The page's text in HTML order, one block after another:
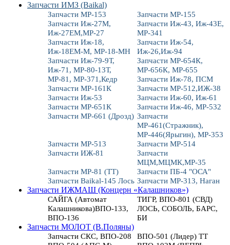
Запчасти ИМЗ (Baikal)
Запчасти МР-153
Запчасти МР-155
Запчасти Иж-27М,
Иж-27ЕМ,МР-27
Запчасти Иж-43, Иж-43Е,
МР-341
Запчасти Иж-18,
Иж-18ЕМ-М, МР-18-МН
Запчасти Иж-54,
Иж-26,Иж-94
Запчасти Иж-79-9Т,
Иж-71, МР-80-13Т,
МР-81, МР-371,Кедр
Запчасти МР-654К,
МР-656К, МР-655
Запчасти Иж-78, ПСМ
Запчасти МР-161К
Запчасти МР-512,ИЖ-38
Запчасти Иж-53
Запчасти Иж-60, Иж-61
Запчасти МР-651К
Запчасти Иж-46, МР-532
Запчасти МР-661 (Дрозд) Запчасти
МР-461(Стражник),
МР-446(Ярыгин), МР-353
Запчасти МР-513
Запчасти МР-514
Запчасти ИЖ-81
Запчасти
МЦМ,МЦМК,МР-35
Запчасти МР-81 (ТТ)
Запчасти ПБ-4 "ОСА"
Запчасти Baikal-145 Лось Запчасти МР-313, Наган
Запчасти ИЖМАШ (Концерн «Калашников»)
САЙГА (Автомат
Калашникова)ВПО-133,
ВПО-136
ТИГР, ВПО-801 (СВД)
ЛОСЬ, СОБОЛЬ, БАРС,
БИ
Запчасти МОЛОТ (В.Поляны)
Запчасти СКС, ВПО-208
ВПО-501 (Лидер) ТТ